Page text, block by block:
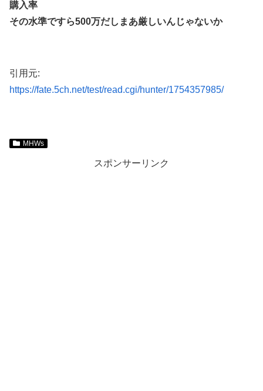
購入率
その水準ですら500万だしまあ厳しいんじゃないか
引用元:
https://fate.5ch.net/test/read.cgi/hunter/1754357985/
MHWs
スポンサーリンク